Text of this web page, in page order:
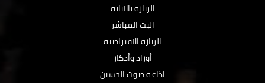
الزيارة بالانابة
البث المباشر
الزيارة الافتراضية
أوراد وأذكار
اذاعة صوت الحسين